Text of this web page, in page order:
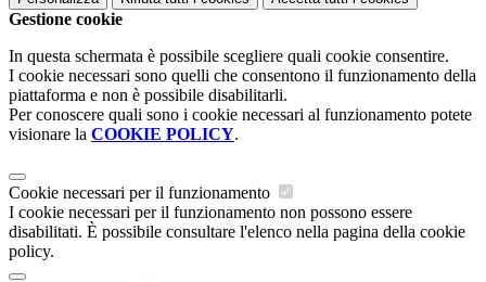
Gestione cookie
In questa schermata è possibile scegliere quali cookie consentire.
I cookie necessari sono quelli che consentono il funzionamento della
piattaforma e non è possibile disabilitarli.
Per conoscere quali sono i cookie necessari al funzionamento potete
visionare la COOKIE POLICY.
Cookie necessari per il funzionamento
I cookie necessari per il funzionamento non possono essere
disabilitati. È possibile consultare l'elenco nella pagina della cookie
policy.